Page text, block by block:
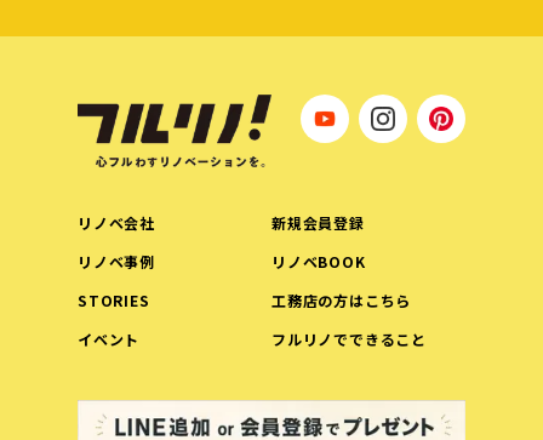
リノベ会社
新規会員登録
リノベ事例
リノベBOOK
STORIES
工務店の方はこちら
イベント
フルリノでできること